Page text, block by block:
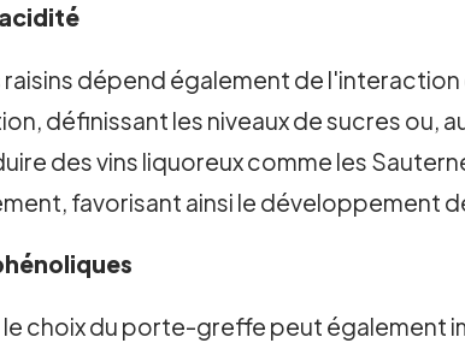
dépend également de
définissant les niveaux de sucres ou,
des vins liquoreux comme les
favorisant ainsi le développement
le choix du porte-greffe peut